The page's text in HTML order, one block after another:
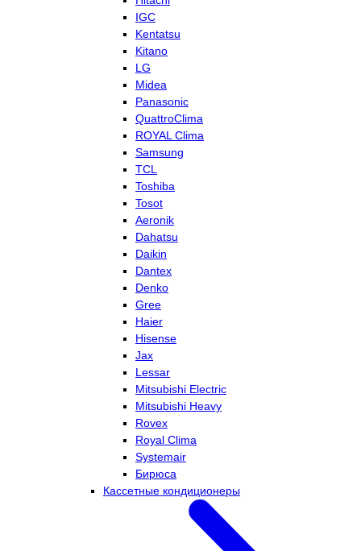
IGC
Kentatsu
Kitano
LG
Midea
Panasonic
QuattroClima
ROYAL Clima
Samsung
TCL
Toshiba
Tosot
Aeronik
Dahatsu
Daikin
Dantex
Denko
Gree
Haier
Hisense
Jax
Lessar
Mitsubishi Electric
Mitsubishi Heavy
Rovex
Royal Clima
Systemair
Бирюса
Кассетные кондиционеры